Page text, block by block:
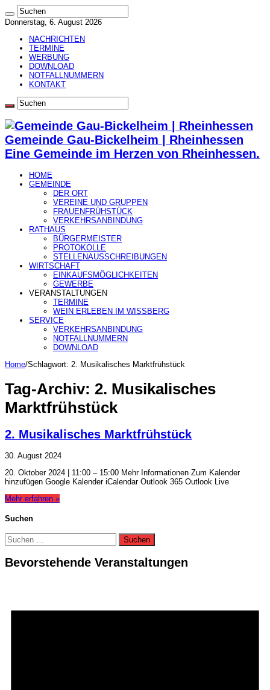
Donnerstag, 6. August 2026
NACHRICHTEN
TERMINE
WERBUNG
DOWNLOAD
NOTFALLNUMMERN
KONTAKT
Gemeinde Gau-Bickelheim | Rheinhessen
Eine Gemeinde im Herzen von Rheinhessen.
HOME
GEMEINDE
DER ORT
VEREINE UND GRUPPEN
FRAUENFRÜHSTÜCK
VERKEHRSANBINDUNG
RATHAUS
BÜRGERMEISTER
PROTOKOLLE
STELLENAUSSCHREIBUNGEN
WIRTSCHAFT
EINKAUFSMÖGLICHKEITEN
GEWERBE
VERANSTALTUNGEN
TERMINE
WEIN ERLEBEN IM WISSBERG
SERVICE
VERKEHRSANBINDUNG
NOTFALLNUMMERN
DOWNLOAD
Home/Schlagwort: 2. Musikalisches Marktfrühstück
Tag-Archiv: 2. Musikalisches
Marktfrühstück
2. Musikalisches Marktfrühstück
30. August 2024
20. Oktober 2024 | 11:00 – 15:00 Mehr Informationen Zum Kalender
hinzufügen Google Kalender iCalendar Outlook 365 Outlook Live
Mehr erfahren »
Suchen
Suchen
nach:
Bevorstehende Veranstaltungen